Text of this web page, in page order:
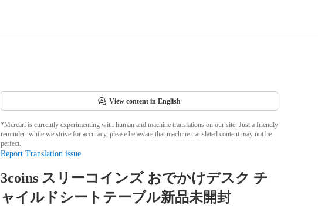
View content in English
*Mercari is currently experimenting with human and machine translations on our site. Just a friendly
reminder: while we strive for accuracy, please be aware that machine translated content may not be
perfect.
Report Translation issue
3coins スリーコインズ おでかけデスク チ
ャイルドシートテーブル新品未開封